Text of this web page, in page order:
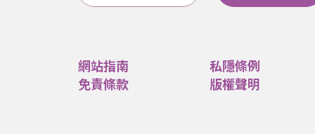
網站指南
私隱條例
免責條款
版權聲明